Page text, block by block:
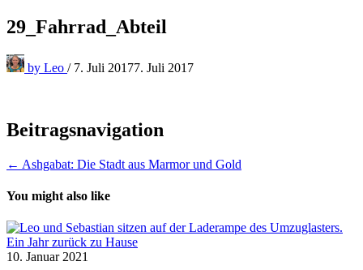
29_Fahrrad_Abteil
by Leo / 7. Juli 20177. Juli 2017
Beitragsnavigation
← Ashgabat: Die Stadt aus Marmor und Gold
You might also like
Ein Jahr zurück zu Hause
10. Januar 2021